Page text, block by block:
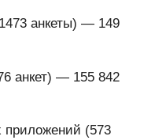
анкеты) — 149
анкет) — 155 842
приложений (573